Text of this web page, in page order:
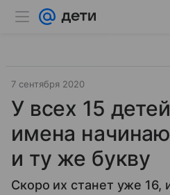
7 сентября 2020
У всех 15
имена
и ту же букву
Скоро их станет уже 16,